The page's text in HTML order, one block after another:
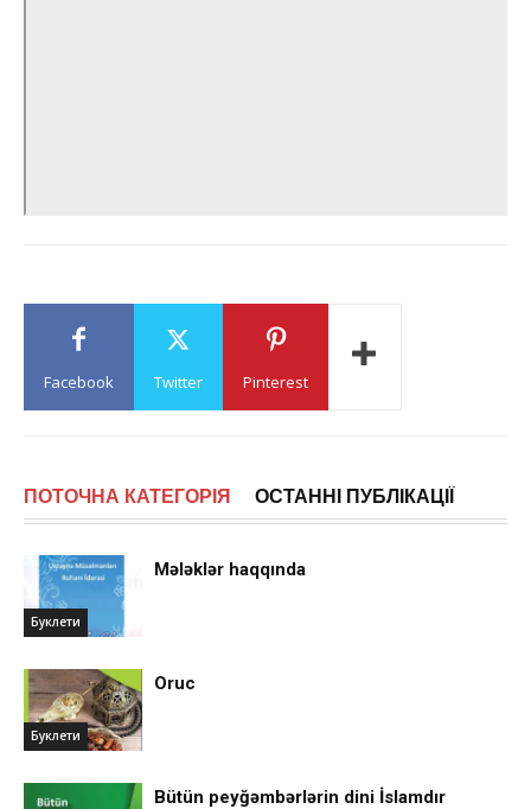
Facebook Twitter Pinterest
ПОТОЧНА КАТЕГОРІЯ ОСТАННІ ПУБЛІКАЦІЇ
Буклети
Mələklər haqqında
Буклети
Oruc
Bütün peyğəmbərlərin dini İslamdır